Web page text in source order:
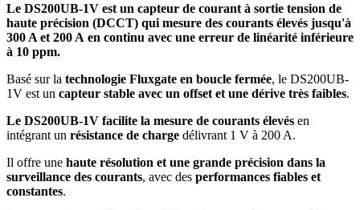
Le DS200UB-1V est un capteur de courant à sortie tension de
haute précision (DCCT) qui mesure des courants élevés jusqu'à
300 A et 200 A en continu avec une erreur de linéarité inférieure
à 10 ppm.
Basé sur la technologie Fluxgate en boucle fermée, le DS200UB-
1V est un capteur stable avec un offset et une dérive très faibles.
Le DS200UB-1V facilite la mesure de courants élevés en
intégrant un résistance de charge délivrant 1 V à 200 A.
Il offre une haute résolution et une grande précision dans la
surveillance des courants, avec des performances fiables et
constantes.